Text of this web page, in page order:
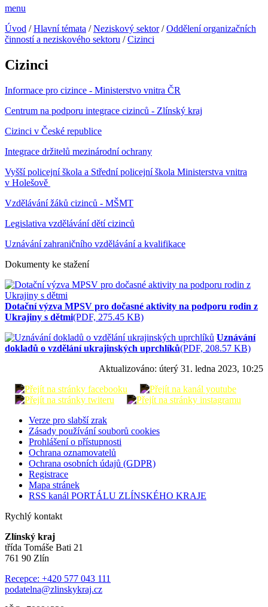
menu
Úvod /Hlavní témata /Neziskový sektor/Oddělení organizačních
činností a neziskového sektoru /Cizinci
Cizinci
Informace pro cizince - Ministerstvo vnitra ČR
Centrum na podporu integrace cizinců - Zlínský kraj
Cizinci v České republice
Integrace držitelů mezinárodní ochrany
Vyšší policejní škola a Střední policejní škola Ministerstva vnitra
v Holešově
Vzdělávání žáků cizinců - MŠMT
Legislativa vzdělávání dětí cizinců
Uznávání zahraničního vzdělávání a kvalifikace
Dokumenty ke stažení
Dotační výzva MPSV pro dočasné aktivity na podporu rodin z
Ukrajiny s dětmi(PDF, 275.45 KB)
Uznávání
dokladů o vzdělání ukrajinských uprchlíků(PDF, 208.57 KB)
Aktualizováno: úterý 31. ledna 2023, 10:25
Verze pro slabší zrak
Zásady používání souborů cookies
Prohlášení o přístupnosti
Ochrana oznamovatelů
Ochrana osobních údajů (GDPR)
Registrace
Mapa stránek
RSS kanál PORTÁLU ZLÍNSKÉHO KRAJE
Rychlý kontakt
Zlínský kraj
třída Tomáše Bati 21
761 90 Zlín
Recepce: +420 577 043 111
podatelna@zlinskykraj.cz